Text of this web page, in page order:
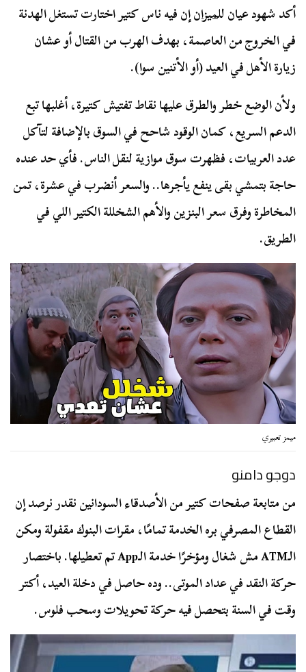
أكد شهود عيان للميزانإن فيه ناس كتير اختارت تستغل الهدنة
في الخروج من العاصمة، بهدف الهرب من القتال أو عشان
زيارة الأهل في العيد (أو الأتنين سوا).
ولأن الوضع خطر والطرق عليها نقاط تفتيش كتيرة، أغلبها تبع
الدعم السريع، كمان الوقود شاحح في السوق بالإضافة لتآكل
عدد العربيات، فظهرت سوق موازية لنقل الناس. فأي حد عنده
حاجة بتمشي بقى ينفع يأجرها.. والسعر أنضرب في عشرة، تمن
المخاطرة وفرق سعر البنزين والأهم الشخللة الكتير اللي في
الطريق.
ميمز تعبيري
دوجو دامنو
من متابعة صفحات كتير من الأصدقاء السودانين نقدر نرصد إن
القطاع المصرفي بره الخدمة تمامًا، مقرات البنوك مقفولة ومكن
الـATM مش شغال ومؤخرًا خدمة الـApp تم تعطيلها. باختصار
حركة النقد في عداد الموتى.. وده حاصل في دخلة العيد، أكتر
وقت في السنة بتحصل فيه حركة تحويلات وسحب فلوس.